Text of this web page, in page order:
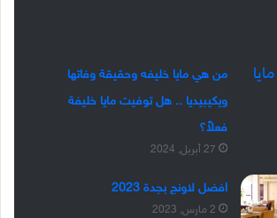
من هي مايا خليفه وحقيقة وفاتها
ويكيبيديا .. هل توفيت مايا خليفة
فعلاً؟
27 أبريل, 2024
افضل لاونج بجدة 2023
2 مارس, 2023